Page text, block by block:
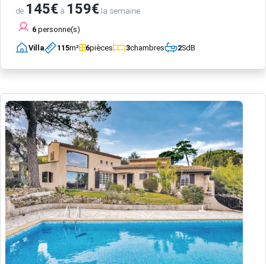
de 145€ à 159€ la semaine
6 personne(s)
Villa 115m² 6pièces 3chambres 2SdB